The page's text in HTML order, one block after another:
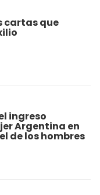
cartas que
ingreso
Argentina en
de los hombres